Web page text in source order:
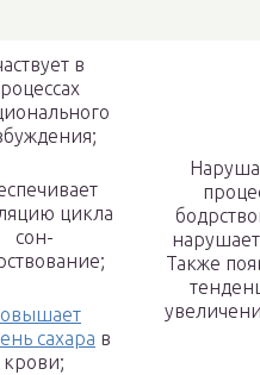
в
цикла
сон-
сахара в
крови;
Также